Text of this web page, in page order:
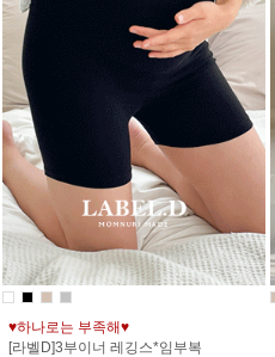
♥하나로는 부족해♥
[라벨D]3부이너 레깅스*임부복